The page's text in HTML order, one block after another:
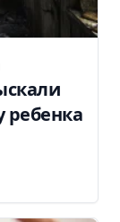
ребенка